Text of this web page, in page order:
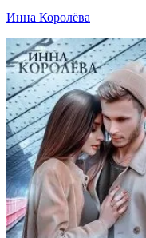
Инна Королёва